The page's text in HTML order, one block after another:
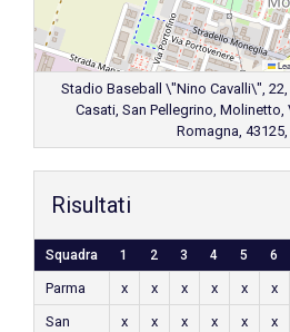
Stadio Baseball \"Nino Cavalli\",
Casati, San Pellegrino, Molinetto,
Romagna, 43125,
Risultati
Squadra 1 2 3 4 5 6
Parma x x x x x x
San
x x x x x x